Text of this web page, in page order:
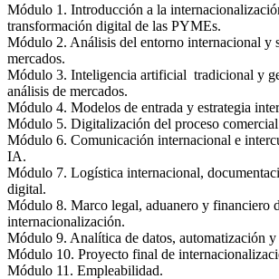
Módulo 1. Introducción a la
transformación digital de las PYMEs.
Módulo 2. Análisis del entorno internacional y
mercados.
Módulo 3. Inteligencia artificial tradicional y
análisis de mercados.
Módulo 4. Modelos de entrada y estrategia
Módulo 5. Digitalización del proceso
Módulo 6. Comunicación internacional e
IA.
Módulo 7. Logística internacional,
digital.
Módulo 8. Marco legal, aduanero y financiero
internacionalización.
Módulo 9. Analítica de datos, automatización y
Módulo 10. Proyecto final de
Módulo 11. Empleabilidad.